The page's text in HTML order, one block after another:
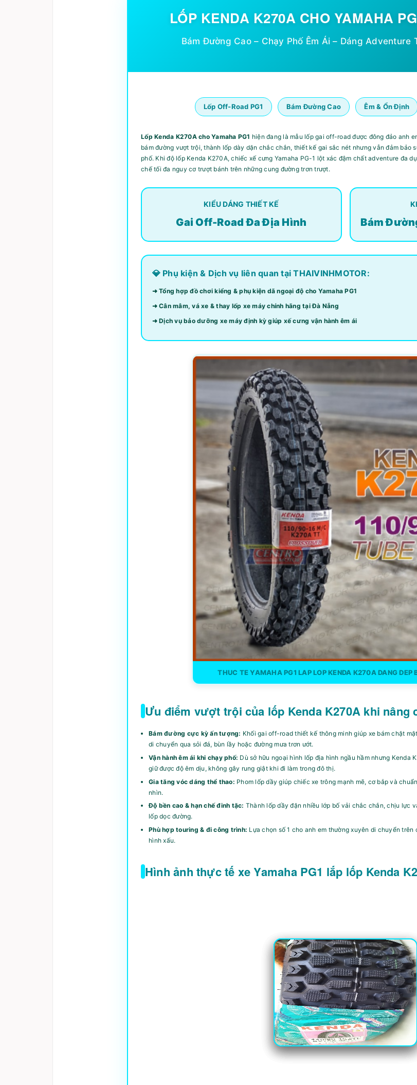
LỐP KENDA K270A CHO YAMAHA
Bám Đường Cao – Chạy Phố Êm Ái – Dáng Adventure
Lốp Off-Road PG1 Bám Đường Cao Êm & Ổn Định
Lốp Kenda K270A cho Yamaha PG1 hiện đang là mẫu lốp gai off-road được đông đảo anh
bám đường vượt trội, thành lốp dày dặn chắc chắn, thiết kế gai sắc nét nhưng vẫn đảm bảo
phố. Khi độ lốp Kenda K270A, chiếc xế cưng Yamaha PG-1 lột xác đậm chất adventure đa
chế tối đa nguy cơ trượt bánh trên những cung đường trơn trượt.
KIỂU DÁNG THIẾT KẾ
Gai Off-Road Đa Địa Hình Bám
💎 Phụ kiện & Dịch vụ liên quan tại THAIVINHMOTOR:
➜ Tổng hợp đồ chơi kiểng & phụ kiện dã ngoại độ cho Yamaha PG1
➜ Cân mâm, vá xe & thay lốp xe máy chính hãng tại Đà Nẵng
➜ Dịch vụ bảo dưỡng xe máy định kỳ giúp xế cưng vận hành êm ái
THUC TE YAMAHA PG1 LAP LOP KENDA K270A DANG DEP
Ưu điểm vượt trội của lốp Kenda K270A khi nâng
Bám đường cực kỳ ấn tượng: Khối gai off-road thiết kế thông minh giúp xe bám chặt
di chuyển qua sỏi đá, bùn lầy hoặc đường mưa trơn ướt.
Vận hành êm ái khi chạy phố: Dù sở hữu ngoại hình lốp địa hình ngầu hầm nhưng Kenda
giữ được độ êm dịu, không gây rung giật khi đi làm trong đô thị.
Gia tăng vóc dáng thể thao: Phom lốp dầy giúp chiếc xe trông mạnh mẽ, cơ bắp và
nhìn.
Độ bền cao & hạn chế đinh tặc: Thành lốp dầy đặn nhiều lớp bố vải chắc chắn, chịu lực
lốp dọc đường.
Phù hợp touring & đi công trình: Lựa chọn số 1 cho anh em thường xuyên di chuyển
hình xấu.
Hình ảnh thực tế xe Yamaha PG1 lắp lốp Kenda